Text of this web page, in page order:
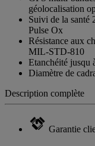
géolocalisation
Suivi de la santé
Pulse Ox
Résistance aux
MIL-STD-810
Etanchéité jusqu
Diamètre de
Description complète
Garantie